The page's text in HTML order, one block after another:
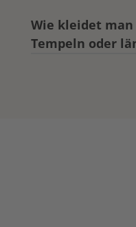
Wie kleidet
Tempeln oder